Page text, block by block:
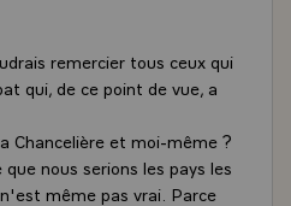
remercier tous ceux qui
qui, de ce point de vue, a
Chancelière et moi-même ?
nous serions les pays les
même pas vrai. Parce